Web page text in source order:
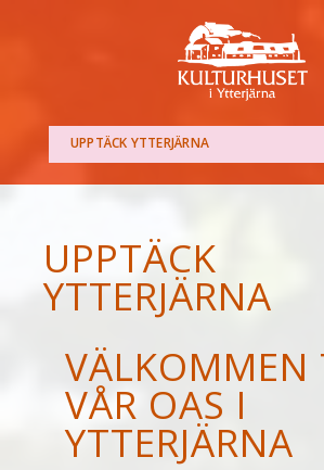
UPPTÄCK YTTERJÄRNA
UPPTÄCK
YTTERJÄRNA
VÄLKOMMEN
VÅR OAS I
YTTERJÄRNA